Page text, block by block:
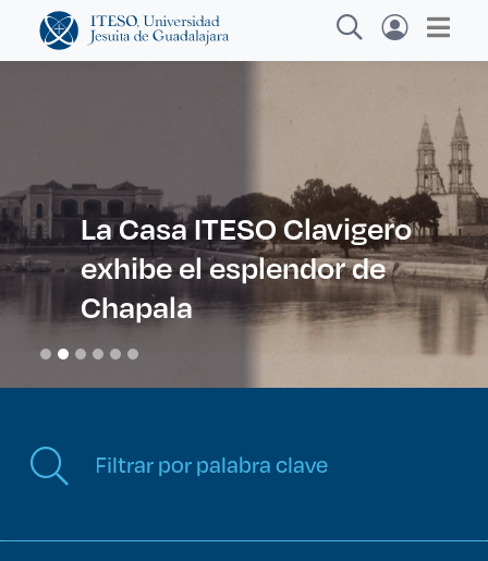
Explora sitios web, programas académicos,
actividades y noticias
Diplomados y Cursos
Enlaces de interés
La Casa ITESO Clavigero
exhibe el esplendor de
Chapala